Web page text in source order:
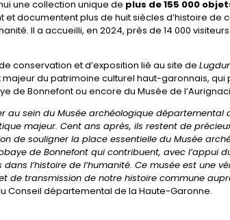
une collection unique de plus de 155 000
documentent plus de huit siècles d’histoire de
Il a accueilli, en 2024, près de 14 000
conservation et d’exposition lié au site de
du patrimoine culturel haut-garonnais, qui
de Bonnefont ou encore du Musée de
au sein du Musée archéologique départemental
majeur. Cent ans après, ils restent de
de souligner la place essentielle du Musée
de Bonnefont qui contribuent, avec l’appui
l’histoire de l’humanité. Ce musée est une
de transmission de notre histoire commune
Conseil départemental de la Haute-Garonne.